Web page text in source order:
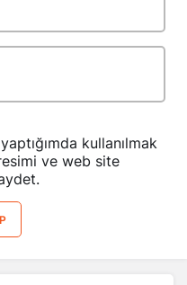
kullanılmak
ve web site